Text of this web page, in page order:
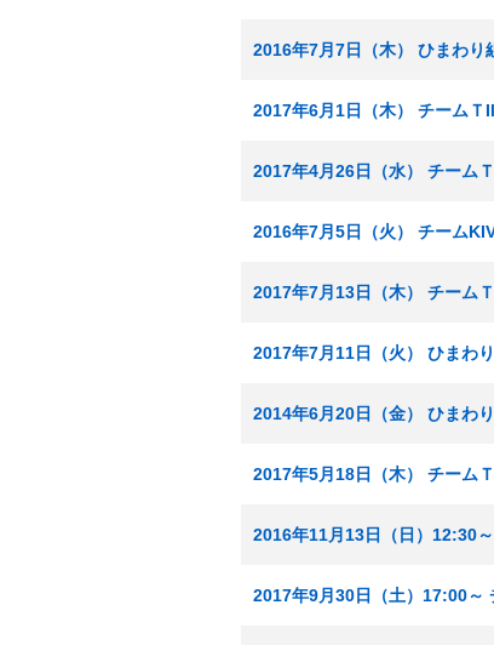
2016年7月7日（木） ひまわり
2017年6月1日（木） チームＴ
2017年4月26日（水） チーム
2016年7月5日（火） チーム
2017年7月13日（木） チーム
2017年7月11日（火） ひまわ
2014年6月20日（金） ひまわ
2017年5月18日（木） チーム
2016年11月13日（日）12:30
2017年9月30日（土）17:00～